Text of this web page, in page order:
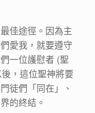
佳途徑。因為主
愛我，就要遵守
一位護慰者 (聖
，這位聖神將要
徒們「同在」、
的終結。